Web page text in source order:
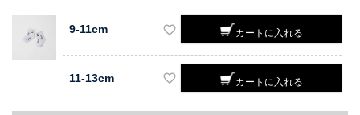
9-11cm カートに入れる
11-13cm カートに入れる